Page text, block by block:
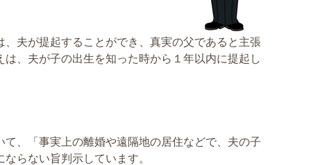
夫が提起することができ、真実の父であると主張
、夫が子の出生を知った時から１年以内に提起し
、「事実上の離婚や遠隔地の居住などで、夫の子
らない旨判示しています。